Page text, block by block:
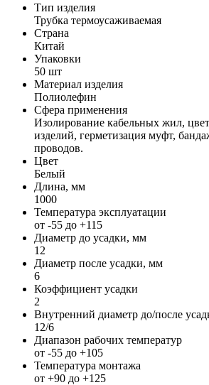
Тип изделия
Трубка термоусаживаемая
Страна
Китай
Упаковки
50 шт
Материал изделия
Полиолефин
Сфера применения
Изолирование кабельных жил,
изделий, герметизация муфт,
проводов.
Цвет
Белый
Длина, мм
1000
Температура эксплуатации
от -55 до +115
Диаметр до усадки, мм
12
Диаметр после усадки, мм
6
Коэффициент усадки
2
Внутренний диаметр до/после
12/6
Диапазон рабочих температур
от -55 до +105
Температура монтажа
от +90 до +125